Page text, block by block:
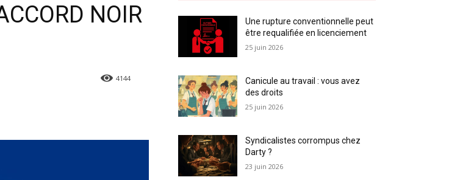
NOIR
4144
Une rupture conventionnelle peut
être requalifiée en licenciement
25 juin 2026
Canicule au travail : vous avez
des droits
25 juin 2026
Syndicalistes corrompus chez
Darty ?
23 juin 2026